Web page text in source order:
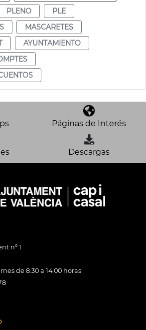
PLENO
PLE
MASCARETES
AYUNTAMIENTO
Páginas de Interés
Descargas
nº 1
de 8:30 a 14:00 horas